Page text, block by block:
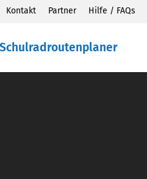
Kontakt Partner Hilfe / FAQs
Schulradroutenplaner